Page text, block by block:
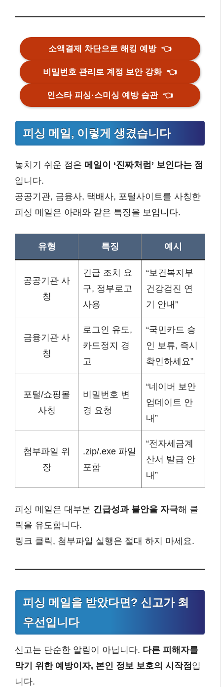
소액결제 차단으로 해킹 예방 👈
비밀번호 관리로 계정 보안 강화 👈
인스타 피싱·스미싱 예방 습관 👈
피싱 메일, 이렇게 생겼습니다
놓치기 쉬운 점은 메일이 ‘진짜처럼’ 보인다는 점
입니다.
공공기관, 금융사, 택배사, 포털사이트를 사칭한
피싱 메일은 아래와 같은 특징을 보입니다.
유형 특징 예시
공공기관 사
칭
긴급 조치 요
구, 정부로고
사용
“보건복지부
건강검진 연
기 안내”
금융기관 사
칭
로그인 유도,
카드정지 경
고
“국민카드 승
인 보류, 즉시
확인하세요”
포털/쇼핑몰
사칭
비밀번호 변
경 요청
“네이버 보안
업데이트 안
내”
첨부파일 위
장
.zip/.exe 파일
포함
“전자세금계
산서 발급 안
내”
피싱 메일은 대부분 긴급성과 불안을 자극해 클
릭을 유도합니다.
링크 클릭, 첨부파일 실행은 절대 하지 마세요.
피싱 메일을 받았다면? 신고가 최
우선입니다
신고는 단순한 알림이 아닙니다. 다른 피해자를
막기 위한 예방이자, 본인 정보 보호의 시작점 입
니다.